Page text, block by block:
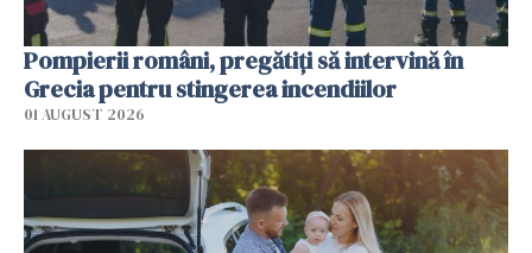
Pompierii români, pregătiţi să intervină în
Grecia pentru stingerea incendiilor
01 AUGUST 2026